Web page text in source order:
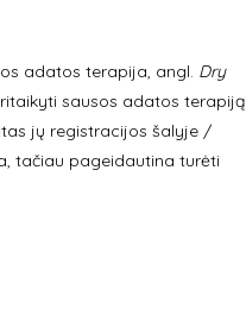
adatos terapija, angl. Dry
sausos adatos terapiją
jų registracijos šalyje /
tačiau pageidautina turėti